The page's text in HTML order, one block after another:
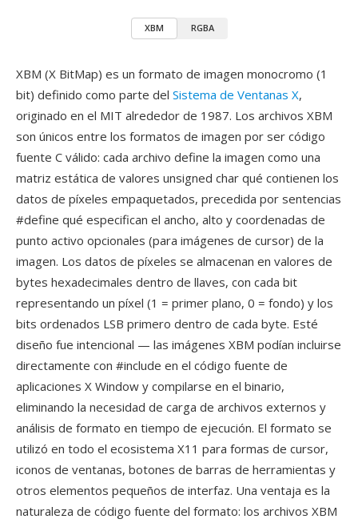
XBM RGBA
XBM (X BitMap) es un formato de imagen monocromo (1
bit) definido como parte del Sistema de Ventanas X,
originado en el MIT alrededor de 1987. Los archivos XBM
son únicos entre los formatos de imagen por ser código
fuente C válido: cada archivo define la imagen como una
matriz estática de valores unsigned char qué contienen los
datos de píxeles empaquetados, precedida por sentencias
#define qué especifican el ancho, alto y coordenadas de
punto activo opcionales (para imágenes de cursor) de la
imagen. Los datos de píxeles se almacenan en valores de
bytes hexadecimales dentro de llaves, con cada bit
representando un píxel (1 = primer plano, 0 = fondo) y los
bits ordenados LSB primero dentro de cada byte. Esté
diseño fue intencional — las imágenes XBM podían incluirse
directamente con #include en el código fuente de
aplicaciones X Window y compilarse en el binario,
eliminando la necesidad de carga de archivos externos y
análisis de formato en tiempo de ejecución. El formato se
utilizó en todo el ecosistema X11 para formas de cursor,
iconos de ventanas, botones de barras de herramientas y
otros elementos pequeños de interfaz. Una ventaja es la
naturaleza de código fuente del formato: los archivos XBM